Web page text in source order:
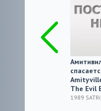
The Evil
1989